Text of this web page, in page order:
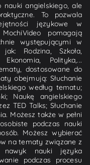
angielskiego, ale
To pozwala
językowe w
pomagają
występującymi w
Rodzina, Szkoła,
Polityka,...
dostosowane do
obejmują: Słuchanie
według tematu;
Naukę angielskiego
TED Talks; Słuchanie
Możesz także w pełni
podczas nauki
Możesz wybierać
na tematy związane z
nawyk nauki języka
podczas procesu